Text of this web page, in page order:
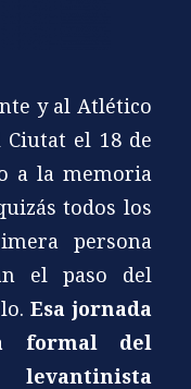
y al Atlético
el 18 de
a la memoria
todos los
persona
el paso del
Esa jornada
formal del